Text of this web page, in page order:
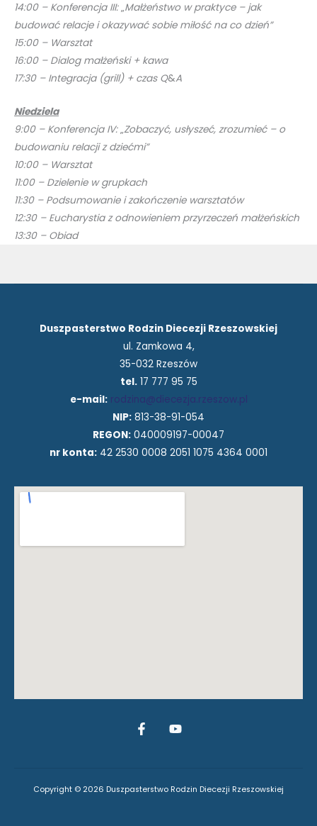
14:00 – Konferencja III:„Małżeństwo w praktyce – jak
budować relacje i okazywać sobie miłość na co dzień”
15:00 – Warsztat
16:00 – Dialog małżeński + kawa
17:30 – Integracja (grill) + czas Q&A
Niedziela
9:00 – Konferencja IV:„Zobaczyć, usłyszeć, zrozumieć – o
budowaniu relacji z dziećmi”
10:00 – Warsztat
11:00 – Dzielenie w grupkach
11:30 – Podsumowanie i zakończenie warsztatów
12:30 – Eucharystia z odnowieniem przyrzeczeń małżeńskich
13:30 – Obiad
Duszpasterstwo Rodzin Diecezji Rzeszowskiej
ul. Zamkowa 4,
35-032 Rzeszów
tel.17 777 95 75
e-mail: rodzina@diecezja.rzeszow.pl
NIP: 813-38-91-054
REGON: 040009197-00047
nr konta: 42 2530 0008 2051 1075 4364 0001
Copyright © 2026 Duszpasterstwo Rodzin Diecezji Rzeszowskiej